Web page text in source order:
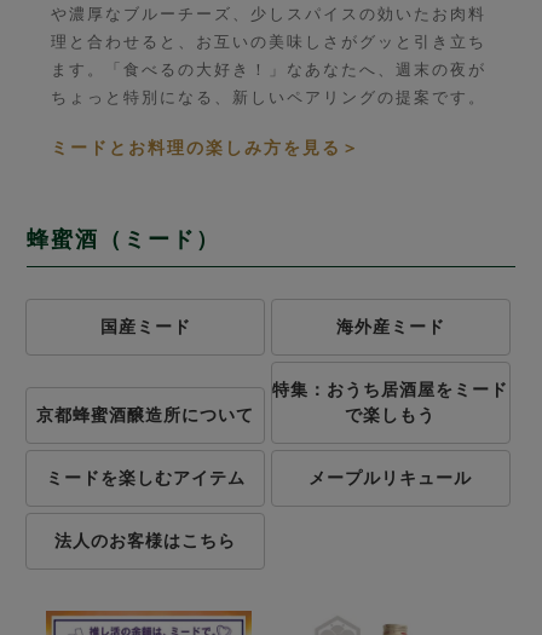
や濃厚なブルーチーズ、少しスパイスの効いたお肉料
理と合わせると、お互いの美味しさがグッと引き立ち
ます。「食べるの大好き！」なあなたへ、週末の夜が
ちょっと特別になる、新しいペアリングの提案です。
ミードとお料理の楽しみ方を見る ＞
蜂蜜酒（ミード）
国産ミード 海外産ミード
京都蜂蜜酒醸造所について
特集：おうち居酒屋をミード
で楽しもう
ミードを楽しむアイテム メープルリキュール
法人のお客様はこちら